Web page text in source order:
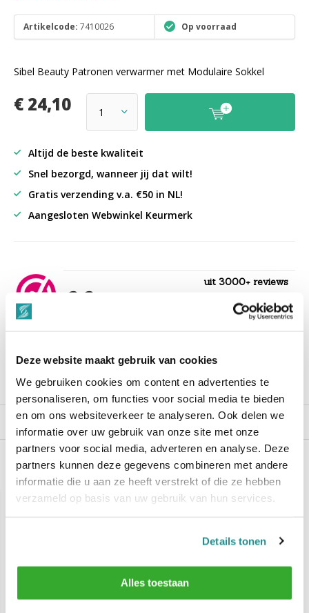
Deze website maakt gebruik van cookies
We gebruiken cookies om content en advertenties te
personaliseren, om functies voor social media te bieden
en om ons websiteverkeer te analyseren. Ook delen we
informatie over uw gebruik van onze site met onze
partners voor social media, adverteren en analyse. Deze
partners kunnen deze gegevens combineren met andere
informatie die u aan ze heeft verstrekt of die ze hebben
verzameld op basis van uw gebruik van hun services.
Details tonen
Alles toestaan
Artikelcode: 7410026 Op voorraad
Sibel Beauty Patronen verwarmer met Modulaire Sokkel
€ 24,10
Altijd de beste kwaliteit
Snel bezorgd, wanneer jij dat wilt!
Gratis verzending v.a. €50 in NL!
Aangesloten Webwinkel Keurmerk
9,3
uit 3000+ reviews
Productomschrijving
Reviews
Recent bekeken